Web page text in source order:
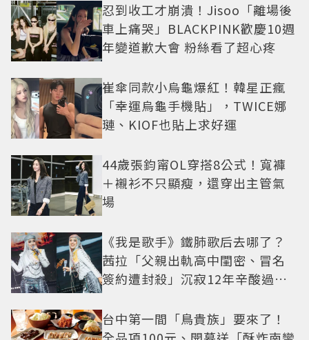
忍到收工才崩潰！Jisoo「離場後
車上痛哭」BLACKPINK歡慶10週
年變道歉大會 粉絲看了超心疼
崔傘同款小烏龜爆紅！韓星正瘋
「幸運烏龜手機貼」，TWICE娜
璉、KIOF也貼上求好運
44歲張鈞甯OL穿搭8公式！寬褲
＋襯衫不只顯瘦，還穿出主管氣
場
《我是歌手》鐵肺歌后去哪了？
茜拉「父親出軌高中閨密、冒名
簽約遭封殺」沉寂12年辛酸過往
台中第一間「鳥貴族」要來了！